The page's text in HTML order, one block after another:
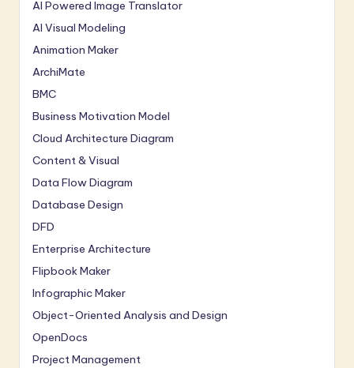
AI Powered Image Translator
AI Visual Modeling
Animation Maker
ArchiMate
BMC
Business Motivation Model
Cloud Architecture Diagram
Content & Visual
Data Flow Diagram
Database Design
DFD
Enterprise Architecture
Flipbook Maker
Infographic Maker
Object-Oriented Analysis and Design
OpenDocs
Project Management